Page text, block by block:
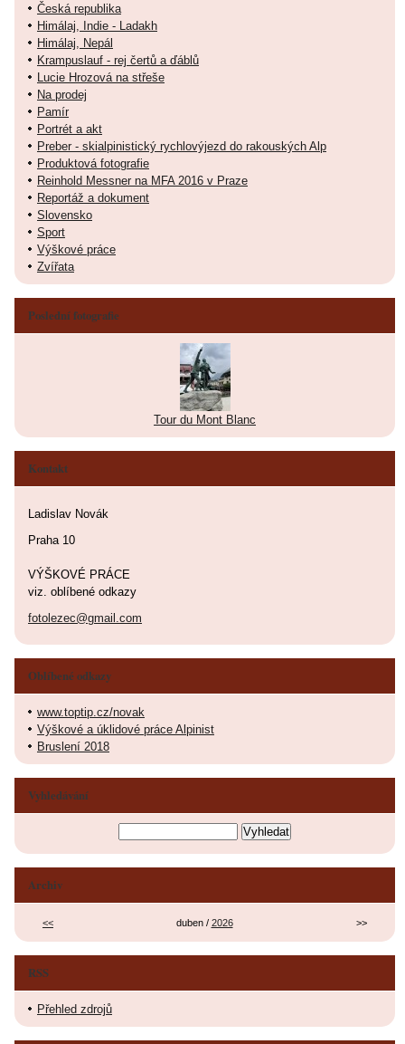
Česká republika
Himálaj, Indie - Ladakh
Himálaj, Nepál
Krampuslauf - rej čertů a ďáblů
Lucie Hrozová na střeše
Na prodej
Pamír
Portrét a akt
Preber - skialpinistický rychlovýjezd do rakouských Alp
Produktová fotografie
Reinhold Messner na MFA 2016 v Praze
Reportáž a dokument
Slovensko
Sport
Výškové práce
Zvířata
Poslední fotografie
Tour du Mont Blanc
Kontakt
Ladislav Novák
Praha 10
VÝŠKOVÉ PRÁCE
viz. oblíbené odkazy
fotolezec@gmail.com
Oblíbené odkazy
www.toptip.cz/novak
Výškové a úklidové práce Alpinist
Bruslení 2018
Vyhledávání
Archiv
<< duben / 2026 >>
RSS
Přehled zdrojů